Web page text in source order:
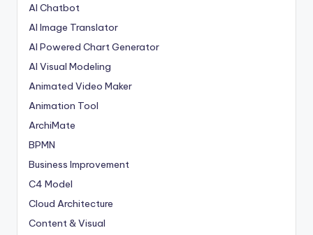
AI Chatbot
AI Image Translator
AI Powered Chart Generator
AI Visual Modeling
Animated Video Maker
Animation Tool
ArchiMate
BPMN
Business Improvement
C4 Model
Cloud Architecture
Content & Visual